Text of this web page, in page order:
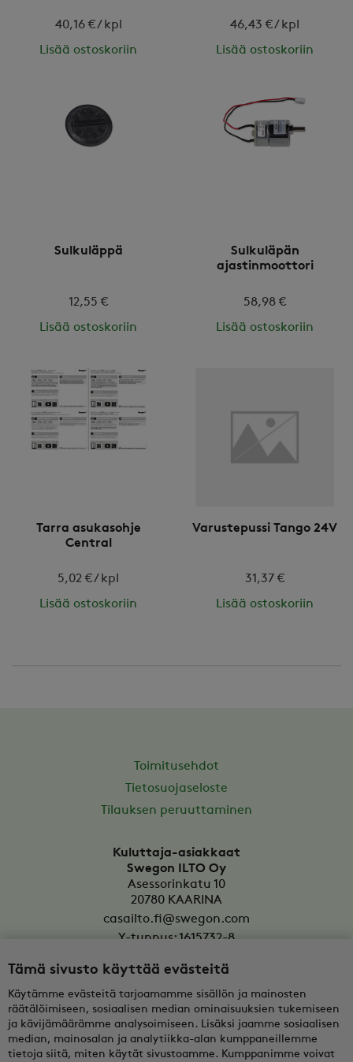
40,16 € / kpl
Lisää ostoskoriin
46,43 € / kpl
Lisää ostoskoriin
Sulkuläppä
12,55 €
Lisää ostoskoriin
Sulkuläpän
ajastinmoottori
58,98 €
Lisää ostoskoriin
Tarra asukasohje
Central
5,02 € / kpl
Lisää ostoskoriin
Varustepussi Tango 24V
31,37 €
Lisää ostoskoriin
Toimitusehdot
Tietosuojaseloste
Tilauksen peruuttaminen
Kuluttaja-asiakkaat
Swegon ILTO Oy
Asessorinkatu 10
20780 KAARINA
casailto.fi@swegon.com
Y-tunnus: 1615732-8
Yritysasiakkaat
Oy Swegon Ab
Bertel Jungin aukio 7
FI-02600 ESPOO
tekninentuki@swegon.fi
Tämä sivusto käyttää evästeitä
Käytämme evästeitä tarjoamamme sisällön ja mainosten
räätälöimiseen, sosiaalisen median ominaisuuksien tukemiseen
ja kävijämäärämme analysoimiseen. Lisäksi jaamme sosiaalisen
median, mainosalan ja analytiikka-alan kumppaneillemme
tietoja siitä, miten käytät sivustoamme. Kumppanimme voivat